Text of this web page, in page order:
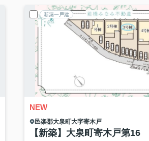
新築一戸建
NEW
邑楽郡大泉町大字寄木戸
【新築】大泉町寄木戸第16